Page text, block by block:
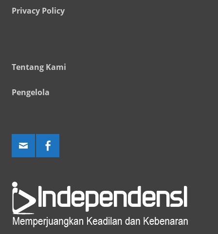
Privacy Policy
Tentang Kami
Pengelola